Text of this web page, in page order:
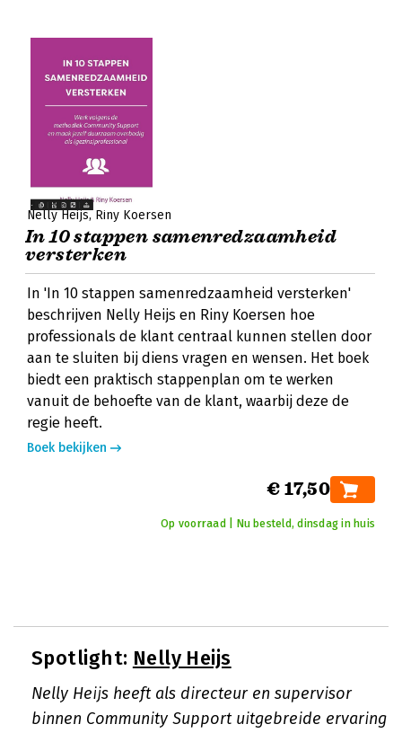
Nelly Heijs Riny Koersen
In 10 stappen samenredzaamheid
versterken
In 'In 10 stappen samenredzaamheid versterken'
beschrijven Nelly Heijs en Riny Koersen hoe
professionals de klant centraal kunnen stellen door
aan te sluiten bij diens vragen en wensen. Het boek
biedt een praktisch stappenplan om te werken
vanuit de behoefte van de klant, waarbij deze de
regie heeft.
Boek bekijken
€ 17,50
Op voorraad | Nu besteld, dinsdag in huis
Spotlight: Nelly Heijs
Nelly Heijs heeft als directeur en supervisor
binnen Community Support uitgebreide ervaring